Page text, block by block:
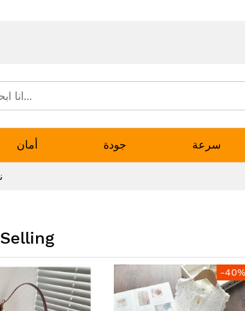
أمان جودة سرعة
-40%